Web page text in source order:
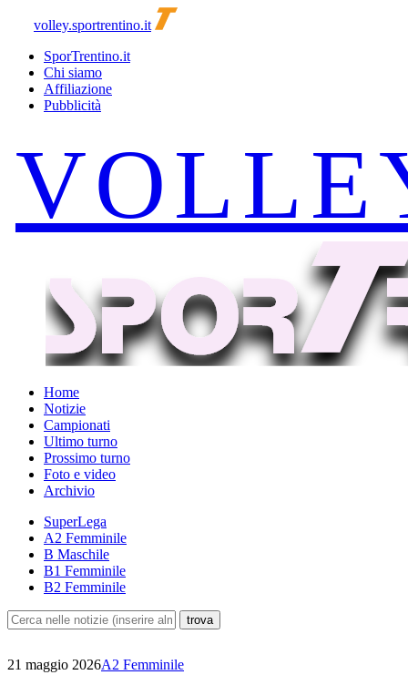
volley.sportrentino.it
SporTrentino.it
Chi siamo
Affiliazione
Pubblicità
Home
Notizie
Campionati
Ultimo turno
Prossimo turno
Foto e video
Archivio
SuperLega
A2 Femminile
B Maschile
B1 Femminile
B2 Femminile
21 maggio 2026A2 Femminile